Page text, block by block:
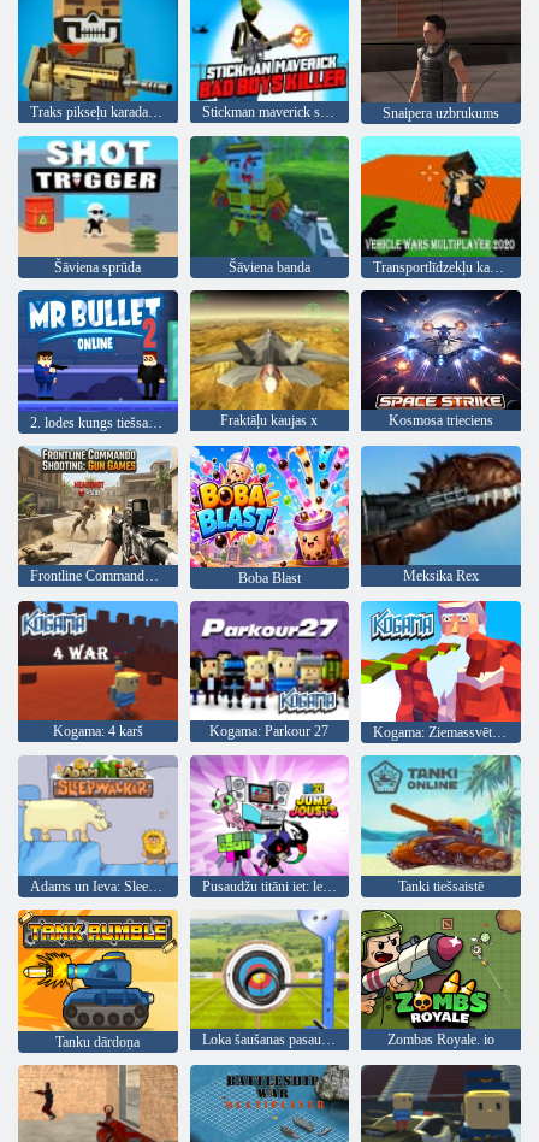
Traks pikseļu karadarbība Stickman maverick slikto zēnu slepkava Snaipera uzbrukums
Šāviena sprūda Šāviena banda Transportlīdzekļu karu multiplayer 2020
Fraktāļu kaujas x Kosmosa trieciens
Frontline Commando Shooting: Gun Games Boba Blast Meksika Rex
Kogama: 4 karš Kogama: Parkour 27 Kogama: Ziemassvētku parks
Adams un Ieva: Sleepwalker Pusaudžu titāni iet: leciet Jousts Tanki tiešsaistē
Tanku dārdoņa Loka šaušanas pasaules tūre Zombas Royale. io